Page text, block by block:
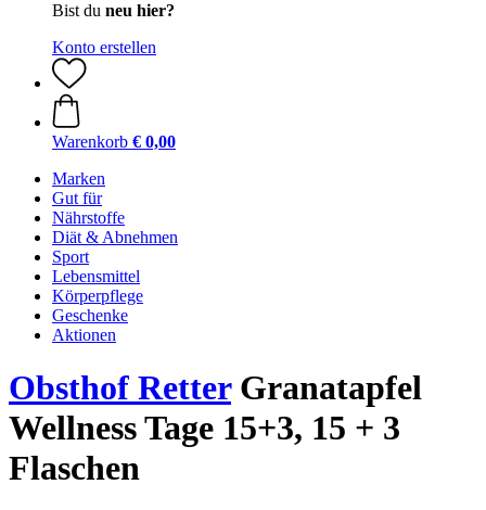
Bist du neu hier?
Konto erstellen
Warenkorb € 0,00
Marken
Gut für
Nährstoffe
Diät & Abnehmen
Sport
Lebensmittel
Körperpflege
Geschenke
Aktionen
Obsthof RetterGranatapfel
Wellness Tage 15+3, 15 + 3
Flaschen